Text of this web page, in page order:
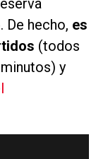
De hecho, es
(todos
y